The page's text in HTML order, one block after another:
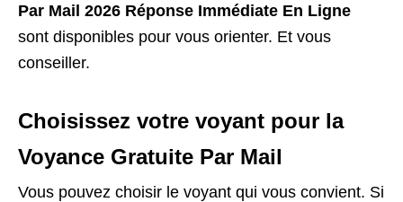
Par Mail 2026 Réponse Immédiate En Ligne
sont disponibles pour vous orienter. Et vous
conseiller.
Choisissez votre voyant pour la
Voyance Gratuite Par Mail
Vous pouvez choisir le voyant qui vous convient. Si